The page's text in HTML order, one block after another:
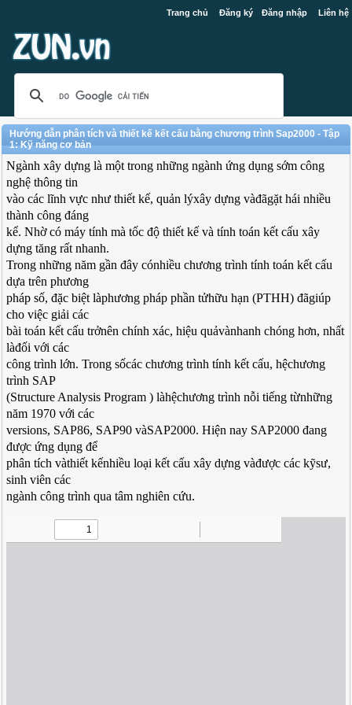
Trang chủ Đăng ký Đăng nhập Liên hệ
Hướng dẫn phân tích và thiết kế kết cấu bằng chương trình Sap2000 - Tập
1: Kỹ năng cơ bản
Ngành xây dựng là một trong những ngành ứng dụng sớm công
nghệ thông tin
vào các lĩnh vực như thiết kế, quản lýxây dựng vàđãgặt hái nhiều
thành công đáng
kể. Nhờ có máy tính mà tốc độ thiết kế và tính toán kết cấu xây
dựng tăng rất nhanh.
Trong những năm gần đây cónhiều chương trình tính toán kết cấu
dựa trên phương
pháp số, đặc biệt làphương pháp phần tửhữu hạn (PTHH) đãgiúp
cho việc giải các
bài toán kết cấu trởnên chính xác, hiệu quảvànhanh chóng hơn, nhất
làđối với các
công trình lớn. Trong sốcác chương trình tính kết cấu, hệchương
trình SAP
(Structure Analysis Program ) làhệchương trình nỗi tiếng từnhững
năm 1970 với các
versions, SAP86, SAP90 vàSAP2000. Hiện nay SAP2000 đang
được ứng dụng để
phân tích vàthiết kếnhiều loại kết cấu xây dựng vàđược các kỹsư,
sinh viên các
ngành công trình qua tâm nghiên cứu.